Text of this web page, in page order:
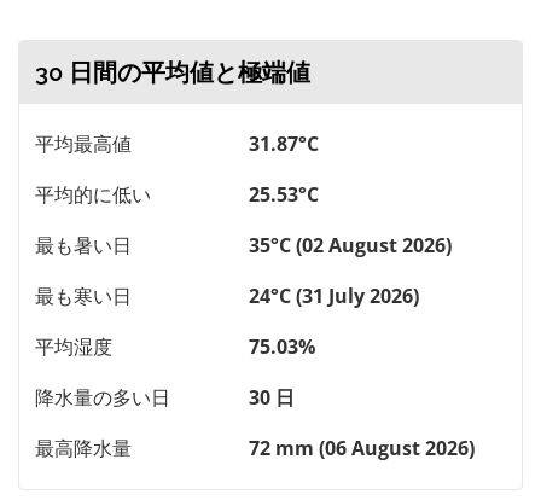
30 日間の平均値と極端値
平均最高値
31.87°C
平均的に低い
25.53°C
最も暑い日
35°C (02 August 2026)
最も寒い日
24°C (31 July 2026)
平均湿度
75.03%
降水量の多い日
30 日
最高降水量
72 mm (06 August 2026)